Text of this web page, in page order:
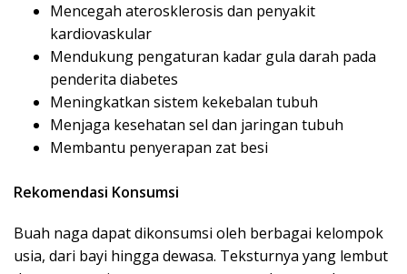
Mencegah aterosklerosis dan penyakit
kardiovaskular
Mendukung pengaturan kadar gula darah pada
penderita diabetes
Meningkatkan sistem kekebalan tubuh
Menjaga kesehatan sel dan jaringan tubuh
Membantu penyerapan zat besi
Rekomendasi Konsumsi
Buah naga dapat dikonsumsi oleh berbagai kelompok
usia, dari bayi hingga dewasa. Teksturnya yang lembut